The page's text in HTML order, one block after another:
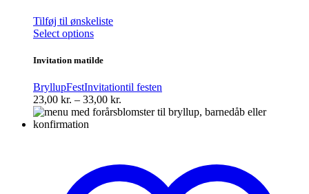
Tilføj til ønskeliste
Select optionsDette
har
varianter.
Mulighederne
kan
vælges
Invitation matilde
BryllupFestInvitationtil festen
23,00 kr. – 33,00 kr.
23,00 kr.